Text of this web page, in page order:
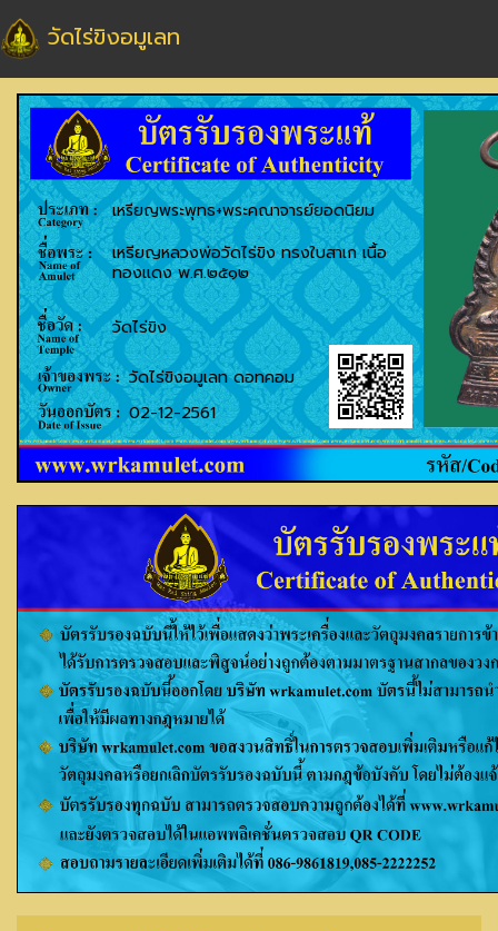
วัดไร่ขิงอมูเลท
เหรียญพระพุทธ+พระคณาจารย์ยอดนิยม
เหรียญหลวงพ่อวัดไร่ขิง ทรงใบสาเก เนื้อ
ทองแดง พ.ศ.๒๕๑๒
วัดไร่ขิง
วัดไร่ขิงอมูเลท ดอทคอม
02-12-2561